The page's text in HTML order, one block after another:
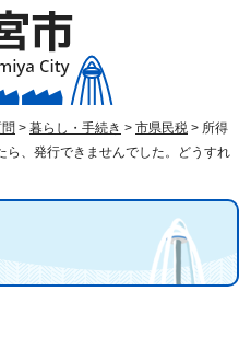
> 暮らし・手続き > 市県民税 > 所得
ら、発行できませんでした。どうすれ